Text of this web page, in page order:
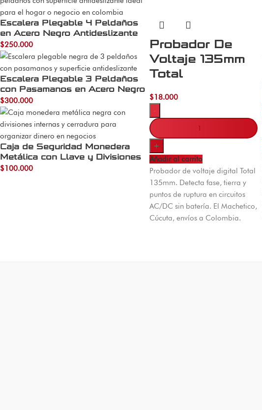
Escalera Plegable 4 Peldaños
en Acero Negro Antideslizante
$250.000
Escalera Plegable 3 Peldaños
con Pasamanos en Acero Negro
$300.000
Caja de Seguridad Monedera
Metálica con Llave y Divisiones
$100.000
Probador De
Voltaje 135mm
Total
$18.000
-
+
Añadir al carrito
Probador de voltaje digital Total
135mm. Detecta fase, tierra y
puntos de ruptura en circuitos
AC/DC sin batería. El Machetico,
Cúcuta, envíos a Colombia.